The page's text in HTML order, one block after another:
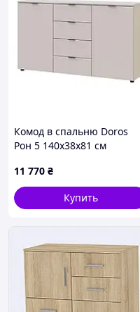
Комод в спальню Doros
Рон 5 140х38х81 см
11 770 ₴
Купить